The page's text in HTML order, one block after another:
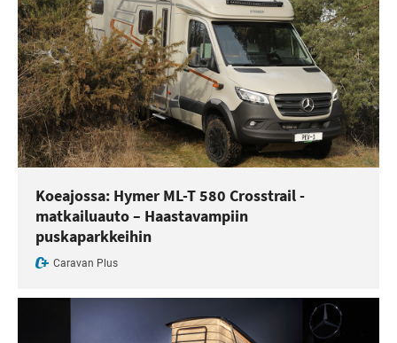
Koeajossa: Hymer ML-T 580 Crosstrail -
matkailuauto – Haastavampiin
puskaparkkeihin
Caravan Plus